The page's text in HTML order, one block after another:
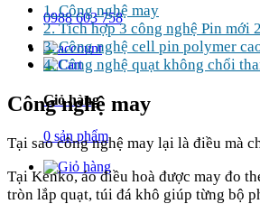
0988 603 758
Giỏ hàng
0 sản phẩm
1.Công nghệ may
2.Tích hợp 3 công nghệ Pin mới
3.Công nghệ cell pin polymer
4.Công nghệ quạt không chổi
Công nghệ may
Tại sao công nghệ may lại là điều mà
Tại Kenko, áo điều hoà được may đo
tròn lắp quạt, túi đá khô giúp từng bộ